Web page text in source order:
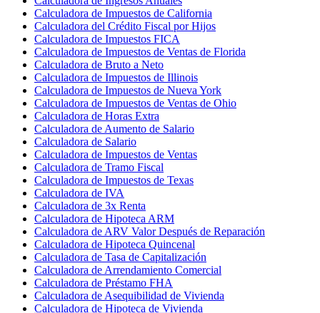
Calculadora de Impuestos de California
Calculadora del Crédito Fiscal por Hijos
Calculadora de Impuestos FICA
Calculadora de Impuestos de Ventas de Florida
Calculadora de Bruto a Neto
Calculadora de Impuestos de Illinois
Calculadora de Impuestos de Nueva York
Calculadora de Impuestos de Ventas de Ohio
Calculadora de Horas Extra
Calculadora de Aumento de Salario
Calculadora de Salario
Calculadora de Impuestos de Ventas
Calculadora de Tramo Fiscal
Calculadora de Impuestos de Texas
Calculadora de IVA
Calculadora de 3x Renta
Calculadora de Hipoteca ARM
Calculadora de ARV Valor Después de Reparación
Calculadora de Hipoteca Quincenal
Calculadora de Tasa de Capitalización
Calculadora de Arrendamiento Comercial
Calculadora de Préstamo FHA
Calculadora de Asequibilidad de Vivienda
Calculadora de Hipoteca de Vivienda